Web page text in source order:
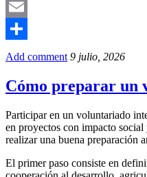
Mastodon
Email
Compartir
Add comment 9 julio, 2026
Cómo preparar un
Participar en un voluntariado
en proyectos con impacto
realizar una buena preparación
El primer paso consiste en